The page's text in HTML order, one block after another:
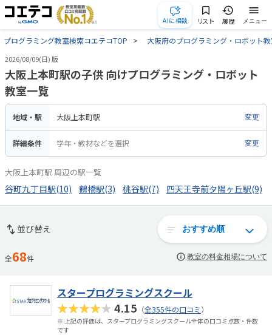
AIに相談 リスト 履歴 メニュー
プログラミング教室検索コエテコTOP 大阪府のプログラミング・ロボット
2026/08/09(日) 版
大阪上本町駅の子供 向けプログラミング・ロボット
教室一覧
地域・駅 大阪上本町駅 変更
詳細条件 学年・教材などを選択 変更
大阪上本町駅 周辺の駅一覧
谷町九丁目駅(10) 鶴橋駅(3) 桃谷駅(7) 四天王寺前夕陽ヶ丘駅(9)
並び替え
全68件 教室の料金相場について
スタープログラミングスクール
★★★★★4.15 （全355件の口コミ）
※ 上記の評価は、スタープログラミングスクール全体の口コミ点数・件数
です